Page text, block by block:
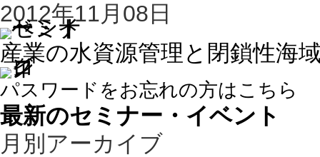
2012年11月08日
産業の水資源管理と閉鎖性海
パスワードをお忘れの方はこちら
最新のセミナー・イベント
月別アーカイブ